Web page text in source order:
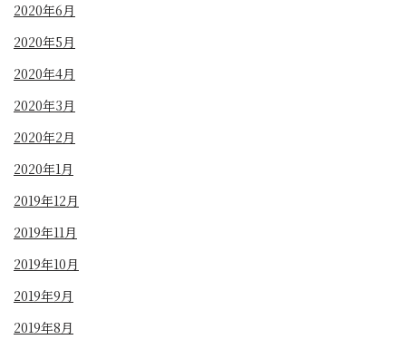
2020年6月
2020年5月
2020年4月
2020年3月
2020年2月
2020年1月
2019年12月
2019年11月
2019年10月
2019年9月
2019年8月